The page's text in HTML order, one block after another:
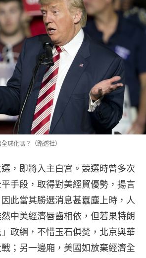
球化嗎？（路透社）
，即將入主白宮。競選時曾多次
手段，取得對美經貿優勢，揚言
此當其勝選消息甚囂塵上時，人
中美經濟唇齒相依，但若果特朗
政綱，不惜玉石俱焚，北京與華
；另一邊廂，美國如放棄經濟全